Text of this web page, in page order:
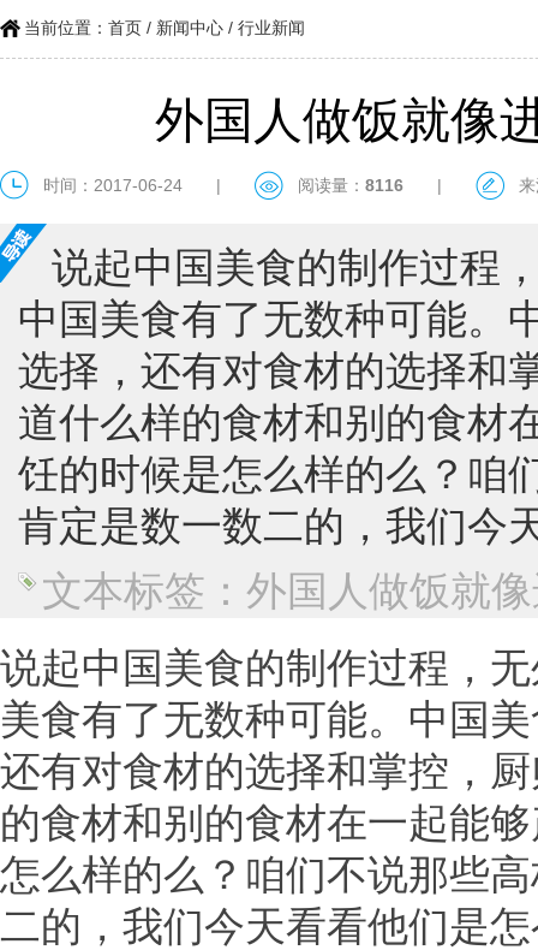
当前位置： 首页 / 新闻中心 / 行业新闻
外国人做饭就像
时间：2017-06-24 | 阅读量： 8116 |
说起中国美食的制作过程
中国美食有了无数种可能。
选择，还有对食材的选择和
道什么样的食材和别的食材
饪的时候是怎么样的么？咱
肯定是数一数二的，我们今
文本标签：外国人做饭就
说起中国美食的制作过程，
美食有了无数种可能。中国
还有对食材的选择和掌控，
的食材和别的食材在一起能
怎么样的么？咱们不说那些
二的，我们今天看看他们是